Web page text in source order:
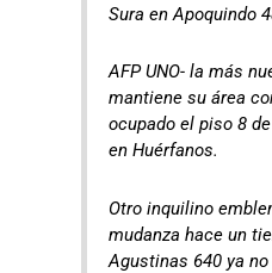
Sura en Apoquindo
AFP UNO- la más
mantiene su área
ocupado el piso 8
en Huérfanos.
Otro inquilino
mudanza hace un
Agustinas 640 ya